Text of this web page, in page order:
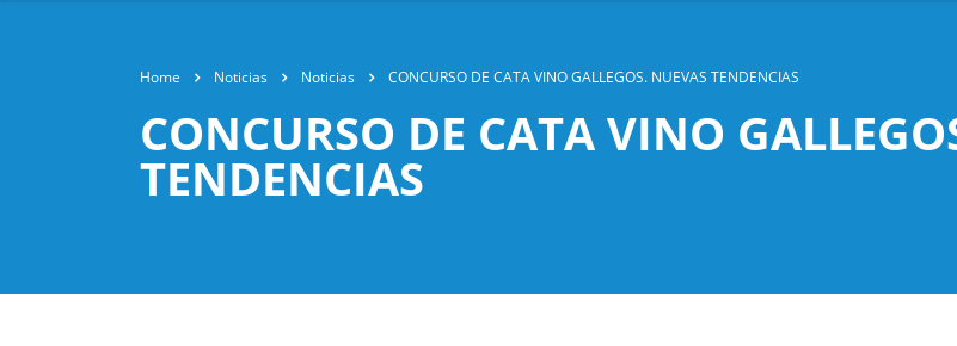
Home Noticias Noticias CONCURSO DE CATA VINO GALLEGOS. NUEVAS TENDENCIAS
CONCURSO DE CATA VINO
TENDENCIAS